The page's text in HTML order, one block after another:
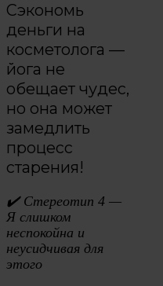
Сэкономь
деньги на
косметолога —
йога не
обещает чудес,
но она может
замедлить
процесс
старения!
✔️Стереотип 4 —
Я слишком
неспокойна и
неусидчивая для
этого